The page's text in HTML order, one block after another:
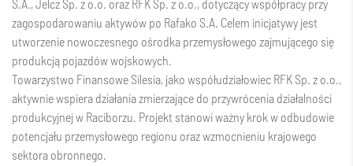
S.A., Jelcz Sp. z o.o. oraz RFK Sp. z o.o., dotyczący współpracy przy
zagospodarowaniu aktywów po Rafako S.A. Celem inicjatywy jest
utworzenie nowoczesnego ośrodka przemysłowego zajmującego się
produkcją pojazdów wojskowych.
Towarzystwo Finansowe Silesia, jako współudziałowiec RFK Sp. z o.o.,
aktywnie wspiera działania zmierzające do przywrócenia działalności
produkcyjnej w Raciborzu. Projekt stanowi ważny krok w odbudowie
potencjału przemysłowego regionu oraz wzmocnieniu krajowego
sektora obronnego.